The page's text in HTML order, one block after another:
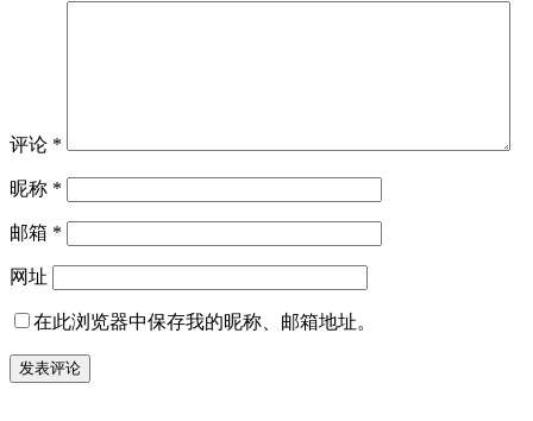
评论 *
昵称 *
邮箱 *
网址
在此浏览器中保存我的昵称、邮箱地址。